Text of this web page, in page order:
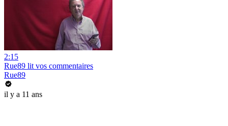
2:15
Rue89 lit vos commentaires
Rue89
il y a 11 ans